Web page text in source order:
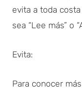
evita a toda costa
sea “Lee más” o
Evita:
Para conocer